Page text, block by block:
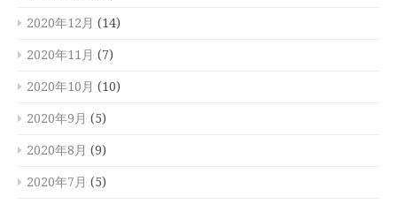
2020年12月 (14)
2020年11月 (7)
2020年10月 (10)
2020年9月 (5)
2020年8月 (9)
2020年7月 (5)